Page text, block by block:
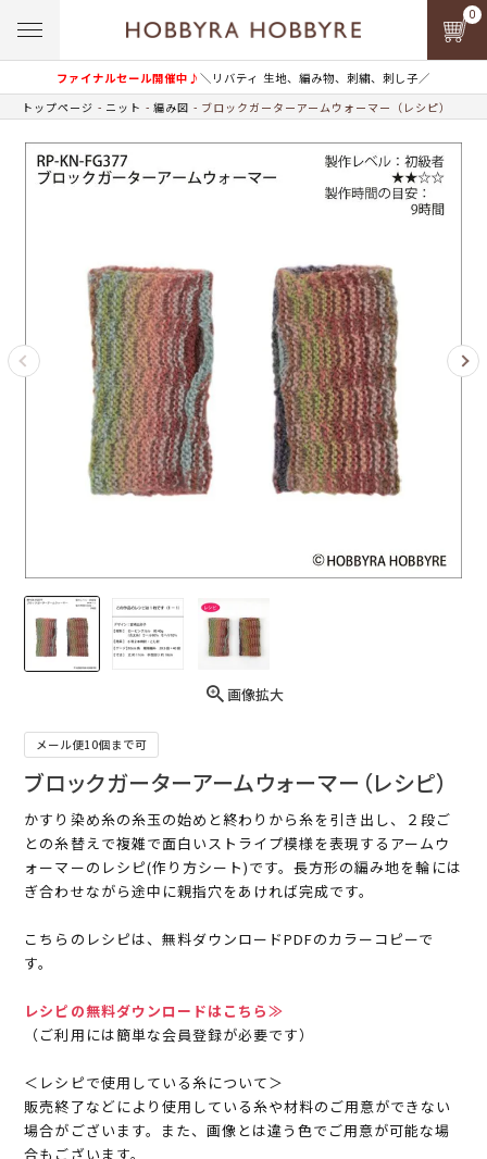
ファイナルセール開催中♪＼リバティ 生地、編み物、刺繍、刺し子／
0
トップページ ニット 編み図 ブロックガーターアームウォーマー（レシピ）
画像拡大
メール便10個まで可
ブロックガーターアームウォーマー（レシピ）
かすり染め糸の糸玉の始めと終わりから糸を引き出し、２段ご
との糸替えで複雑で面白いストライプ模様を表現するアームウ
ォーマーのレシピ(作り方シート)です。長方形の編み地を輪には
ぎ合わせながら途中に親指穴をあければ完成です。
こちらのレシピは、無料ダウンロードPDFのカラーコピーで
す。
レシピの無料ダウンロードはこちら≫
（ご利用には簡単な会員登録が必要です）
＜レシピで使用している糸について＞
販売終了などにより使用している糸や材料のご用意ができない
場合がございます。また、画像とは違う色でご用意が可能な場
合もございます。